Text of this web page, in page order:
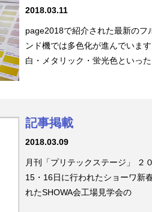
2018.03.11
page2018で紹介された最新のフ
ンド機では多色化が進んでいま
白・メタリック・蛍光色といっ
記事掲載
2018.03.09
月刊「プリテックステージ」
15・16日に行われたショーワ新
れたSHOWA会工場見学会の